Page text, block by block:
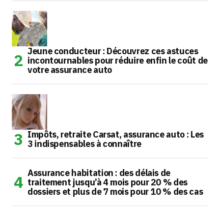
Jeune conducteur : Découvrez ces astuces
incontournables pour réduire enfin le coût de
votre assurance auto
Impôts, retraite Carsat, assurance auto : Les
3 indispensables à connaître
Assurance habitation : des délais de
traitement jusqu’à 4 mois pour 20 % des
dossiers et plus de 7 mois pour 10 % des cas